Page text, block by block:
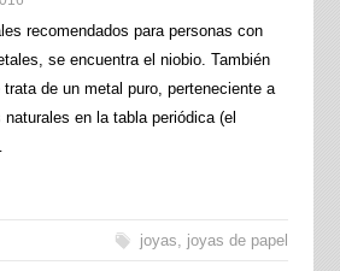
recomendados para personas con
se encuentra el niobio. También
trata de un metal puro, perteneciente a
en la tabla periódica (el
joyas, joyas de papel